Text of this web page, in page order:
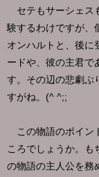
セテもサーシェス
験するわけですが、
オンハルトと、後に
ードや、彼の主君で
す。その辺の悲劇ぶ
すがね。(^ ^;;
この物語のポイン
ころでしょうか。も
の物語の主人公を務